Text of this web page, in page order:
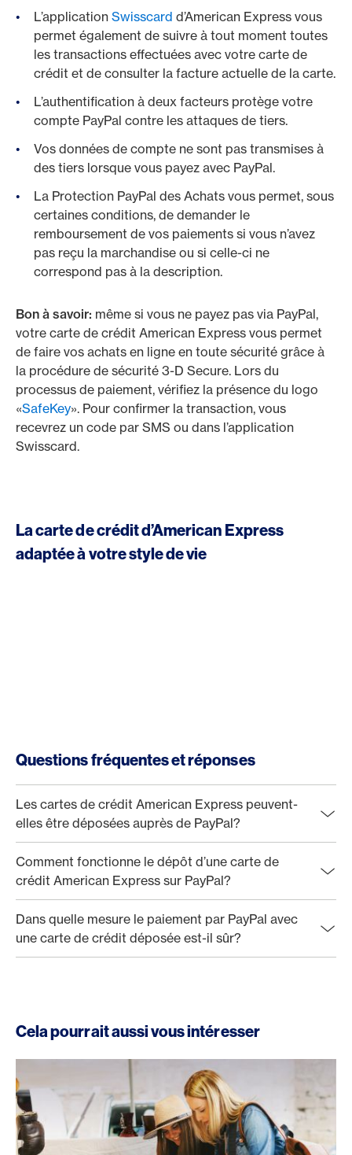
L’application Swisscard d’American Express vous
permet également de suivre à tout moment toutes
les transactions effectuées avec votre carte de
crédit et de consulter la facture actuelle de la carte.
L’authentification à deux facteurs protège votre
compte PayPal contre les attaques de tiers.
Vos données de compte ne sont pas transmises à
des tiers lorsque vous payez avec PayPal.
La Protection PayPal des Achats vous permet, sous
certaines conditions, de demander le
remboursement de vos paiements si vous n’avez
pas reçu la marchandise ou si celle-ci ne
correspond pas à la description.
Bon à savoir: même si vous ne payez pas via PayPal,
votre carte de crédit American Express vous permet
de faire vos achats en ligne en toute sécurité grâce à
la procédure de sécurité 3-D Secure. Lors du
processus de paiement, vérifiez la présence du logo
«SafeKey». Pour confirmer la transaction, vous
recevrez un code par SMS ou dans l’application
Swisscard.
La carte de crédit d’American Express
adaptée à votre style de vie
Questions fréquentes et réponses
Les cartes de crédit American Express peuvent-
elles être déposées auprès de PayPal?
Comment fonctionne le dépôt d’une carte de
crédit American Express sur PayPal?
Dans quelle mesure le paiement par PayPal avec
une carte de crédit déposée est-il sûr?
Cela pourrait aussi vous intéresser